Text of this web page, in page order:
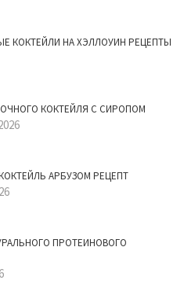
КОКТЕЙЛИ НА ХЭЛЛОУИН РЕЦЕПТЫ
КОКТЕЙЛЯ С СИРОПОМ
АРБУЗОМ РЕЦЕПТ
ПРОТЕИНОВОГО